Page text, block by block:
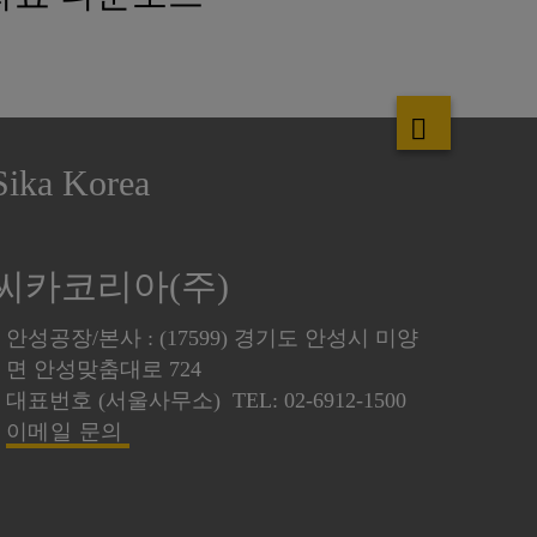
Korea
카코리아(주)
안성공장/본사 : (17599) 경기도 안성시 미양
면 안성맞춤대로 724
대표번호 (서울사무소) TEL: 02-6912-1500
이메일 문의